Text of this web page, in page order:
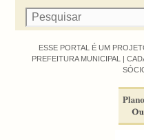
ESSE PORTAL É UM
PREFEITURA MUNICIPAL |